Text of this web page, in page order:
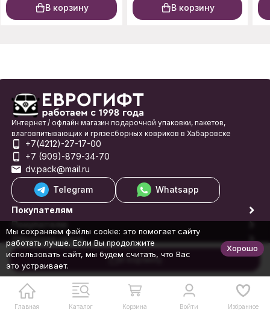
В корзину
В корзину В корзину
Главная Каталог Корзина Войти Избранное
Интернет / офлайн магазин подарочной упаковки, пакетов,
влаговпитывающих и грязесборных ковриков в Хабаровске
+7(4212)-27-17-00
+7 (909)-879-34-70
dv.pack@mail.ru
Telegram
Whatsapp
Покупателям
Покупателю
Обратная связь
© 1998-2026 Еврогифт
Мы сохраняем файлы cookie: это помогает сайту
работать лучше. Если Вы продолжите
использовать сайт, мы будем считать, что Вас
это устраивает.
Хорошо